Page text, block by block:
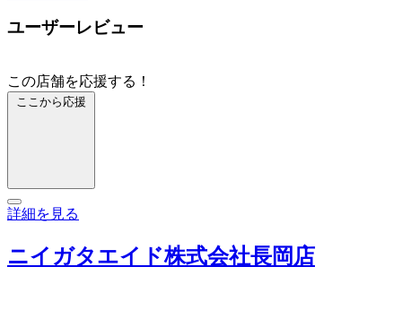
ユーザーレビュー
この店舗を応援する！
ここから応援
詳細を見る
ニイガタエイド株式会社長岡店